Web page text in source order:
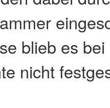
blieb es
nicht